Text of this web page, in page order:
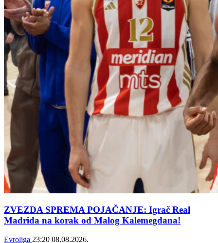
ZVEZDA SPREMA POJAČANJE: Igrač Real
Madrida na korak od Malog Kalemegdana!
Evroliga 23:20 08.08.2026.